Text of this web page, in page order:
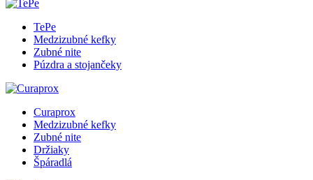
TePe
Medzizubné kefky
Zubné nite
Púzdra a stojančeky
Curaprox
Medzizubné kefky
Zubné nite
Držiaky
Špáradlá